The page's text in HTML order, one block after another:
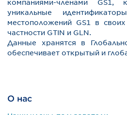
компаниями-членами GS1,
уникальные
местоположений GS1 в
частности GTIN и GLN.
Данные хранятся в
обеспечивает открытый и
О нас